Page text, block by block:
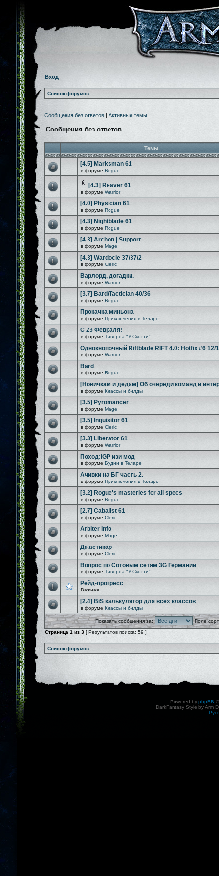
Вход
Список форумов
Сообщения без ответов | Активные темы
Сообщения без ответов
Темы
[4.5] Marksman 61
в форуме Rogue
[4.3] Reaver 61
в форуме Warrior
[4.0] Physician 61
в форуме Rogue
[4.3] Nightblade 61
в форуме Rogue
[4.3] Archon | Support
в форуме Mage
[4.3] Wardocle 37/37/2
в форуме Cleric
Варлорд, догадки.
в форуме Warrior
[3.7] Bard/Tactician 40/36
в форуме Rogue
Прокачка миньона
в форуме Приключения в Теларе
С 23 Февраля!
в форуме Таверна "У Скотти"
Однокнопочный Riftblade RIFT 4.0: Hotfix #6 12/
в форуме Warrior
Bard
в форуме Rogue
[Новичкам и дедам] Об очереди команд и
в форуме Классы и билды
[3.5] Pyromancer
в форуме Mage
[3.5] Inquisitor 61
в форуме Cleric
[3.3] Liberator 61
в форуме Warrior
Поход:IGP изи мод
в форуме Будни в Теларе
Ачивки на БГ часть 2.
в форуме Приключения в Теларе
[3.2] Rogue's masteries for all specs
в форуме Rogue
[2.7] Cabalist 61
в форуме Cleric
Arbiter info
в форуме Mage
Джастикар
в форуме Cleric
Вопрос по Сотовым сетям 3G Германии
в форуме Таверна "У Скотти"
Рейд-прогресс
Важная
[2.4] BiS калькулятор для всех классов
в форуме Классы и билды
Показать сообщения за:
Поле
Страница 1 из 3 [ Результатов поиска: 59 ]
Список форумов
Powered by phpBB
DarkFantasy Style by Arm